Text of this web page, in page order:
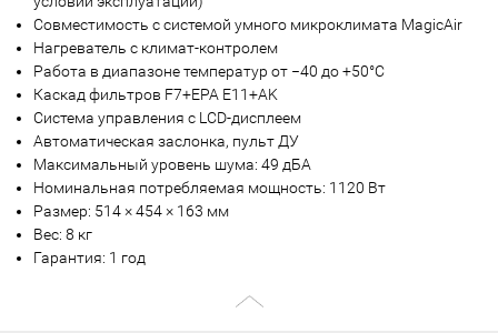
Совместимость с системой умного микроклимата MagicAir
Нагреватель с климат-контролем
Работа в диапазоне температур от −40 до +50°С
Каскад фильтров F7+EPA E11+AK
Система управления с LCD-дисплеем
Автоматическая заслонка, пульт ДУ
Максимальный уровень шума: 49 дБА
Номинальная потребляемая мощность: 1120 Вт
Размер: 514 × 454 × 163 мм
Вес: 8 кг
Гарантия: 1 год